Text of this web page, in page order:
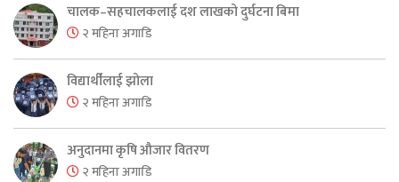
चालक–सहचालकलाई दश लाखको दुर्घटना बिमा
२ महिना अगाडि
विद्यार्थीलाई झोला
२ महिना अगाडि
अनुदानमा कृषि औजार वितरण
२ महिना अगाडि